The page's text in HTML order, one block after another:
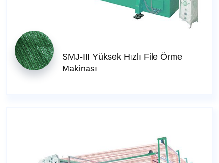
SMJ-III Yüksek Hızlı File Örme
Makinası